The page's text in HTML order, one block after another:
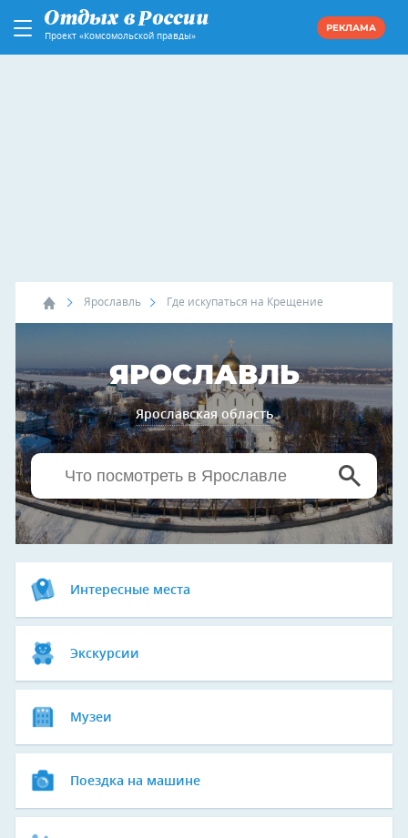
Проект «Комсомольской правды»
РЕКЛАМА
Ярославль Где искупаться на Крещение
ЯРОСЛАВЛЬ
Ярославская область
Интересные места
Экскурсии
Музеи
Поездка на машине